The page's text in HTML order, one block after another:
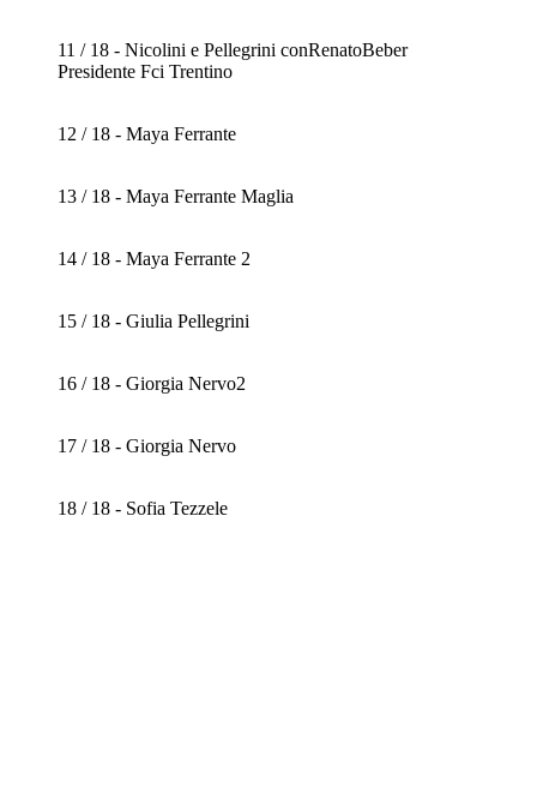
11 / 18 - Nicolini e Pellegrini conRenatoBeber
Presidente Fci Trentino
12 / 18 - Maya Ferrante
13 / 18 - Maya Ferrante Maglia
14 / 18 - Maya Ferrante 2
15 / 18 - Giulia Pellegrini
16 / 18 - Giorgia Nervo2
17 / 18 - Giorgia Nervo
18 / 18 - Sofia Tezzele